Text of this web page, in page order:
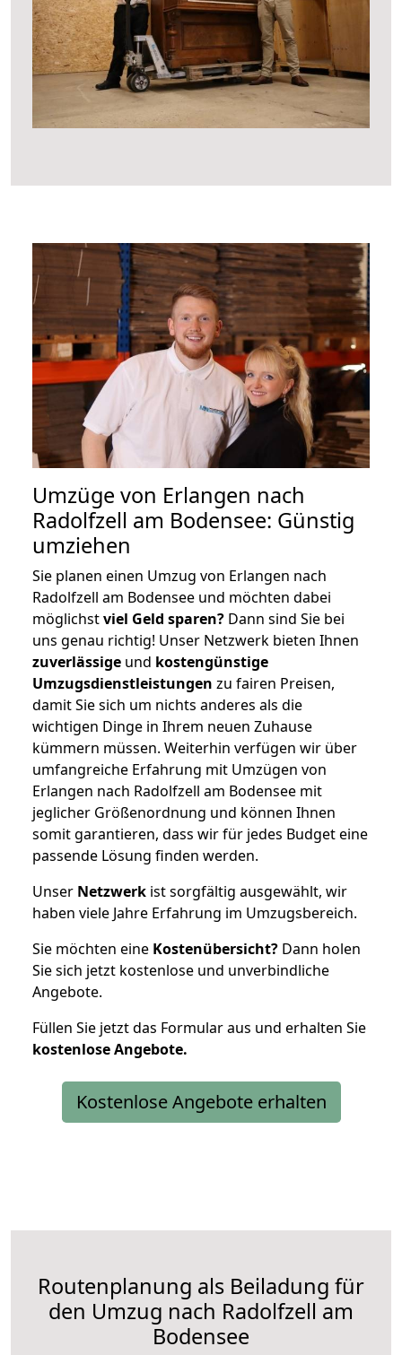
Umzüge von Erlangen nach
Radolfzell am Bodensee: Günstig
umziehen
Sie planen einen Umzug von Erlangen nach
Radolfzell am Bodensee und möchten dabei
möglichstviel Geld sparen? Dann sind Sie bei
uns genau richtig! Unser Netzwerk bieten Ihnen
zuverlässige und kostengünstige
Umzugsdienstleistungen zu fairen Preisen,
damit Sie sich um nichts anderes als die
wichtigen Dinge in Ihrem neuen Zuhause
kümmern müssen. Weiterhin verfügen wir über
umfangreiche Erfahrung mit Umzügen von
Erlangen nach Radolfzell am Bodensee mit
jeglicher Größenordnung und können Ihnen
somit garantieren, dass wir für jedes Budget eine
passende Lösung finden werden.
Unser Netzwerk ist sorgfältig ausgewählt, wir
haben viele Jahre Erfahrung im Umzugsbereich.
Sie möchten eine Kostenübersicht? Dann holen
Sie sich jetzt kostenlose und unverbindliche
Angebote.
Füllen Sie jetzt das Formular aus und erhalten Sie
kostenloseAngebote.
Kostenlose Angebote erhalten
Routenplanung als Beiladung für
den Umzug nach Radolfzell am
Bodensee